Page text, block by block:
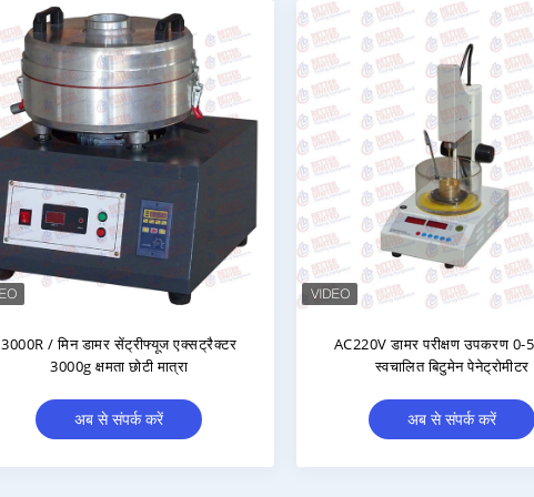
डामर के लिए स्वचालित 50KN 30KN मार्शल
स्थिरता परीक्षण मशीन
अब से संपर्क करें
बुद्धिमान स्वचालित निष्कर्षण उपकरण
3000g डामर प्रयोगशाला
अब से संपर्क करें